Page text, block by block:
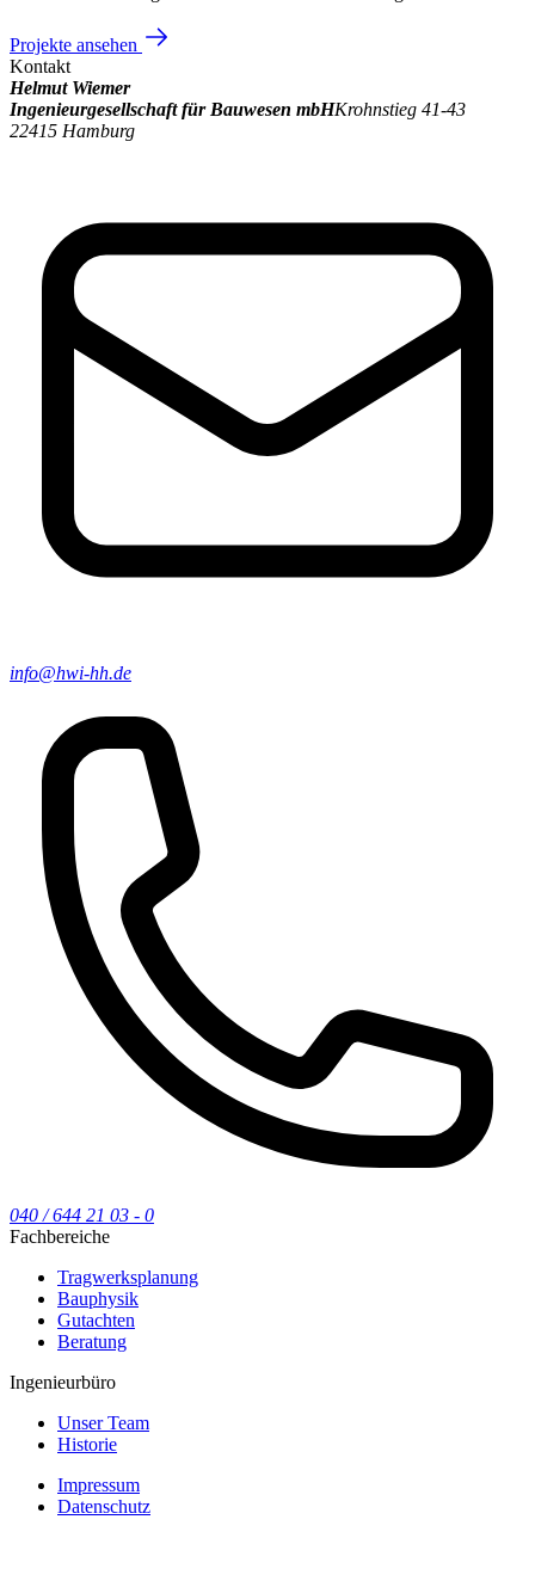
Projekte ansehen
Kontakt
Helmut Wiemer
Ingenieurgesellschaft für Bauwesen mbHKrohnstieg 41-43
22415 Hamburg
info@hwi-hh.de
040 / 644 21 03 - 0
Fachbereiche
Tragwerksplanung
Bauphysik
Gutachten
Beratung
Ingenieurbüro
Unser Team
Historie
Impressum
Datenschutz